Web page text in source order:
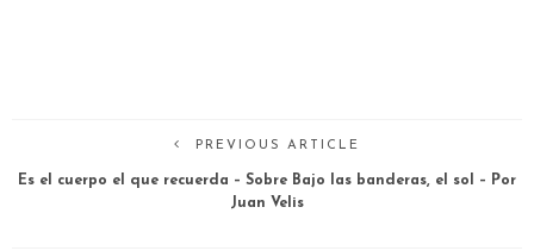
PREVIOUS ARTICLE
Es el cuerpo el que recuerda – Sobre Bajo las banderas, el sol – Por
Juan Velis